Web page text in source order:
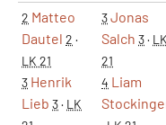
2 Matteo
Dautel 2 ·
LK 21
3 Henrik
Lieb 3· LK
3Jonas
Salch 3· LK
21
4 Liam